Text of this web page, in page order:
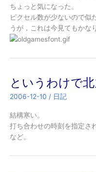
ちょっと気になった。
ピクセル数が少ないので似
うが，これは今見てもかな
というわけで北
2006-12-10 / 日記
結構寒い。
打ち合わせの時刻を指定さ
など。